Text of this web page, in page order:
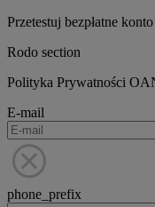
Przetestuj bezpłatne
Rodo section
Polityka Prywatności
E-mail
phone_prefix